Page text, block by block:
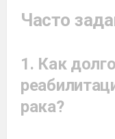
Часто
1. Как
рака?